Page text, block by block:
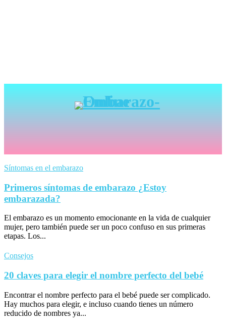
Síntomas en el embarazo
Primeros síntomas de embarazo ¿Estoy
embarazada?
El embarazo es un momento emocionante en la vida de cualquier
mujer, pero también puede ser un poco confuso en sus primeras
etapas. Los...
Consejos
20 claves para elegir el nombre perfecto del bebé
Encontrar el nombre perfecto para el bebé puede ser complicado.
Hay muchos para elegir, e incluso cuando tienes un número
reducido de nombres ya...